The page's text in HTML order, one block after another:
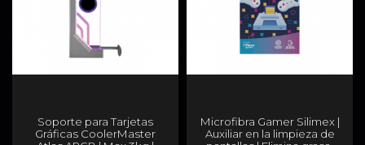
Soporte para Tarjetas
Gráficas CoolerMaster
Microfibra Gamer Silimex |
Auxiliar en la limpieza de